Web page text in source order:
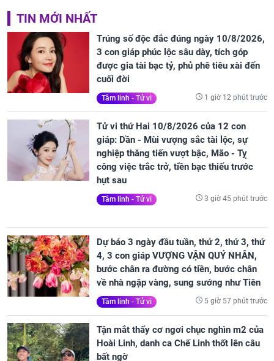
TIN MỚI NHẤT
Trúng số độc đắc đúng ngày 10/8/2026,
3 con giáp phúc lộc sâu dày, tích góp
được gia tài bạc tỷ, phủ phê tiêu xài đến
cuối đời
Tâm linh - Tử vi 1 giờ 12 phút trước
Tử vi thứ Hai 10/8/2026 của 12 con
giáp: Dần - Mùi vượng sắc tài lộc, sự
nghiệp thăng tiến vượt bậc, Mão - Tỵ
công việc trắc trở, tiền bạc thiếu trước
hụt sau
Tâm linh - Tử vi 3 giờ 45 phút trước
Dự báo 3 ngày đầu tuần, thứ 2, thứ 3, thứ
4, 3 con giáp VƯỢNG VẬN QUÝ NHÂN,
bước chân ra đường có tiền, bước chân
về nhà ngập vàng, sung sướng như Tiên
Tâm linh - Tử vi 5 giờ 57 phút trước
Tận mắt thấy cơ ngơi chục nghìn m2 của
Hoài Linh, danh ca Chế Linh thốt lên câu
bất ngờ